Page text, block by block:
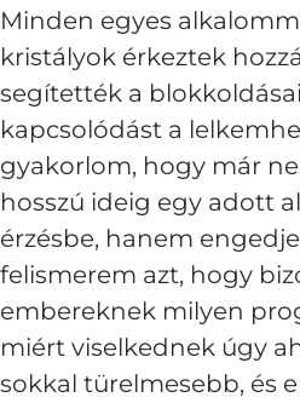
Minden egyes
kristályok érkeztek
segítették a
kapcsolódást a
gyakorlom, hogy már
hosszú ideig egy adott
érzésbe, hanem
felismerem azt, hogy
embereknek milyen
miért viselkednek úgy
sokkal türelmesebb, és